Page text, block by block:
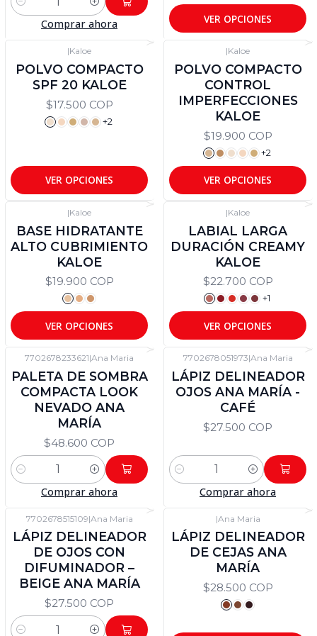
Cantidad
Comprar ahora VER OPCIONES
|Kaloe
POLVO COMPACTO
SPF 20 KALOE
$17.500 COP
+2
VER OPCIONES
|Kaloe
POLVO COMPACTO
CONTROL
IMPERFECCIONES
KALOE
$19.900 COP
+2
VER OPCIONES
|Kaloe
BASE HIDRATANTE
ALTO CUBRIMIENTO
KALOE
$19.900 COP
VER OPCIONES
|Kaloe
LABIAL LARGA
DURACIÓN CREAMY
KALOE
$22.700 COP
+1
VER OPCIONES
7702678233621|Ana Maria
PALETA DE SOMBRA
COMPACTA LOOK
NEVADO ANA
MARÍA
$48.600 COP
Cantidad
Comprar ahora
7702678051973|Ana Maria
LÁPIZ DELINEADOR
OJOS ANA MARÍA -
CAFÉ
$27.500 COP
Cantidad
Comprar ahora
7702678515109|Ana Maria
LÁPIZ DELINEADOR
DE OJOS CON
DIFUMINADOR –
BEIGE ANA MARÍA
$27.500 COP
|Ana Maria
LÁPIZ DELINEADOR
DE CEJAS ANA
MARÍA
$28.500 COP